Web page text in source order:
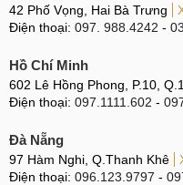
chuẩn sẽ bao gồm một số
liên quan đến tình
A80 bị hư hỏng.
chính xác nguyên
thoại Samsung A80.
42 Phố Vọng, Hai Bà Trưng
Điện thoại: 097. 988.4242 -
Hồ Chí Minh
602 Lê Hồng Phong, P.10,
Điện thoại: 097.1111.602 -
Đà Nẵng
97 Hàm Nghi, Q.Thanh Khê
Điện thoại: 096.123.9797 -